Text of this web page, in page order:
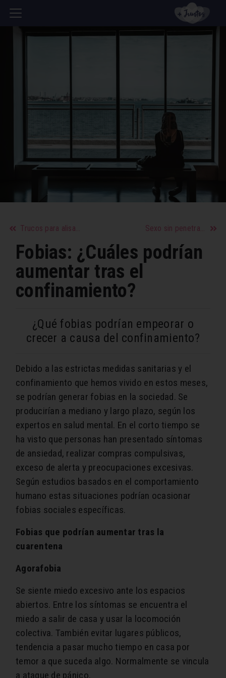
Trucos para alisar el pelo con ingredientes naturales Sexo sin penetración: Cómo llegar al orgasmo
Fobias: ¿Cuáles podrían
aumentar tras el
confinamiento?
¿Qué fobias podrían empeorar o
crecer a causa del confinamiento?
Debido a las estrictas medidas sanitarias y el
confinamiento que hemos vivido en estos meses,
se podrían generar fobias en la sociedad. Se
producirían a mediano y largo plazo, según los
expertos en salud mental. En el corto tiempo se
ha visto que personas han presentado síntomas
de ansiedad, realizar compras compulsivas,
exceso de alerta y preocupaciones excesivas.
Según estudios basados en el comportamiento
humano estas situaciones podrían ocasionar
fobias sociales específicas.
Fobias que podrían aumentar tras la
cuarentena
Agorafobia
Se siente miedo excesivo ante los espacios
abiertos. Entre los síntomas se encuentra el
miedo a salir de casa y usar la locomoción
colectiva. También evitar lugares públicos,
tendencia a pasar mucho tiempo en casa por
temor a que suceda algo. Normalmente se vincula
a ataque de pánico.